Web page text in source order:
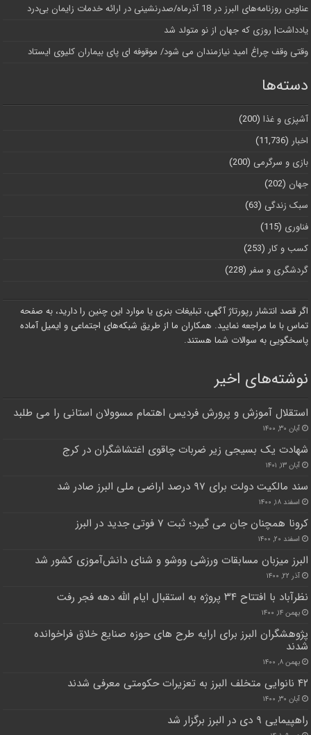
عناوین روزنامه‌های البرز در ‌18 آذرماه/صدرنشینی در ارائه خدمات زایمان بی‌درد
یادداشت| روزی که جهان از نو متولد شد
وقتی وقف چراغ امید نیازمندان می شود/ موقوفه ای پای بیماران کلیوی ایستاد
دسته‌ها
آشپزی و غذا (200)
اخبار (11,736)
بازی و سرگرمی (200)
جهان (202)
سبک زندگی (63)
فناوری (115)
کسب و کار (253)
گردشگری و سفر (228)
اگر قصد انتشار رپورتاژ آگهی، تبلیغات بنری یا موارد این چنین را دارید، به صفحه
تماس با ما مراجعه نمایید. همکاران ما از طریق شبکه‌های اجتماعی و ایمیل آماده
پاسخگویی به سوالات شما هستند.
نوشته‌های اخیر
استقلال آموزش و پرورش فردیس اهتمام مسوولان استانی را می طلبد
آبان ۳۰, ۱۴۰۰
شهادت یک بسیجی زیر ضربات چاقوی اغتشاشگران در کرج
آبان ۱۳, ۱۴۰۱
سند مالکیت دولت برای ۹۷ درصد اراضی ملی البرز صادر شد
اسفند ۱۸, ۱۴۰۰
کرونا همچنان جان می گیرد؛ ثبت ۷ فوتی جدید در البرز
اسفند ۲۰, ۱۴۰۰
البرز میزبان مسابقات ورزشی ووشو و شنای دانش‌آموزی کشور شد
آذر ۲۲, ۱۴۰۰
نظرآباد با افتتاح ۳۴ پروژه به استقبال ایام الله دهه فجر رفت
بهمن ۱۴, ۱۴۰۰
پژوهشگران البرز برای ارایه طرح های حوزه صنایع خلاق فراخوانده
شدند
بهمن ۸, ۱۴۰۰
۴۲ نانوایی متخلف البرز به تعزیرات حکومتی معرفی شدند
آبان ۳۰, ۱۴۰۰
راهپیمایی ۹ دی در البرز برگزار شد